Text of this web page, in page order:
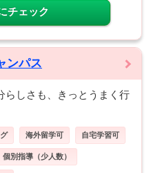
チェック
ンパス
らしさも、きっとうまく行
海外留学可 自宅学習可
個別指導（少人数）